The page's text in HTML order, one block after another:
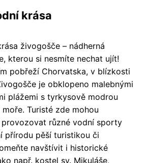
krása
živogošče – nádherná
kterou si nesmíte nechat ujít!
pobřeží Chorvatska, v blízkosti
je obklopeno malebnými
plážemi s tyrkysově modrou
Turisté zde mohou
různé vodní sporty
přírodu pěší turistikou či
navštívit i historické
např. kostel sv. Mikuláše,